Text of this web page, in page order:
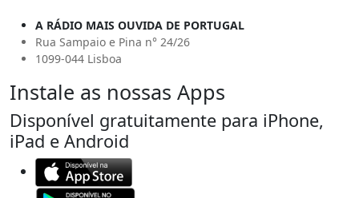
A RÁDIO MAIS OUVIDA DE PORTUGAL
Rua Sampaio e Pina n° 24/26
1099-044 Lisboa
Instale as nossas Apps
Disponível gratuitamente para iPhone,
iPad e Android